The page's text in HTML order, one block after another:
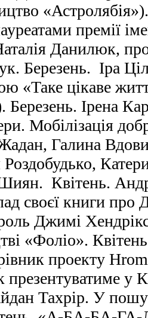
премії
Данилюк,
Березень. Іра
«Таке цікаве
Березень. Ірена
Мобілізація
Галина
Квітень.
своєї книги про
Джимі
«Фоліо».
проекту
у
Тахрір. У